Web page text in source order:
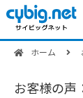
ホーム
お客様の声